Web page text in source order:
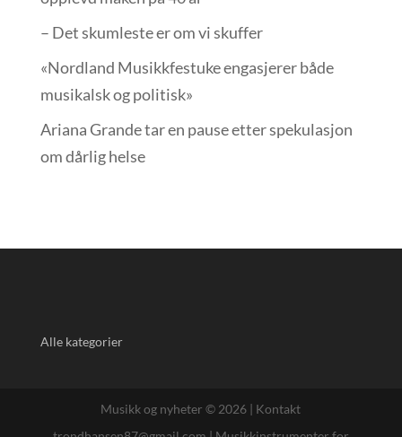
– Det skumleste er om vi skuffer
«Nordland Musikkfest­uke engasjerer både
musikalsk og politisk»
Ariana Grande tar en pause etter spekulasjon
om dårlig helse
Alle kategorier
Musikk og nyheter © 2026 | Kontakt